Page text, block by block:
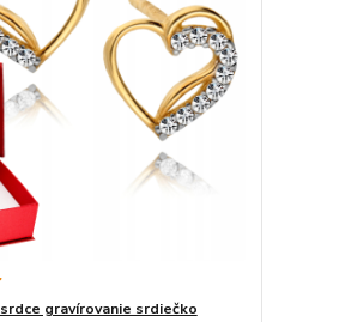
gravírovanie srdiečko